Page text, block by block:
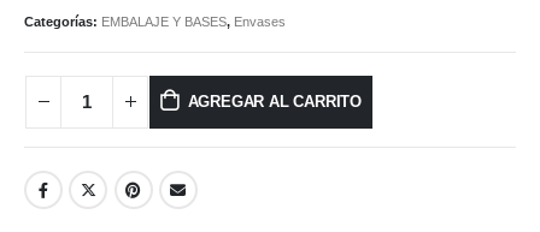
Categorías: EMBALAJE Y BASES, Envases
AGREGAR AL CARRITO